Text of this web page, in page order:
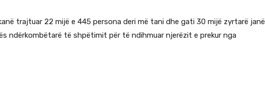
trajtuar 22 mijë e 445 persona deri më tani dhe gati 30 mijë zyrtarë janë
ndërkombëtarë të shpëtimit për të ndihmuar njerëzit e prekur nga